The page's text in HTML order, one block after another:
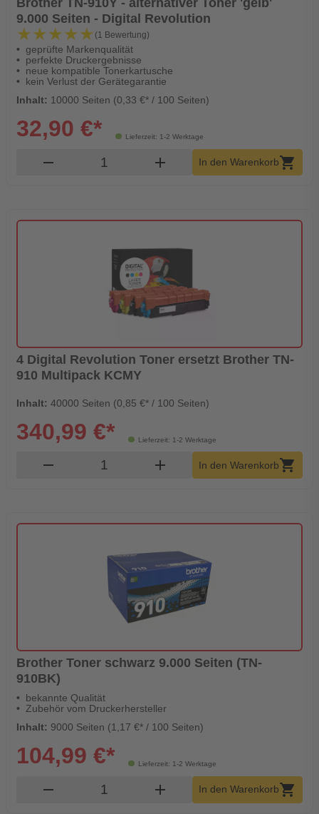
9.000 Seiten - Digital Revolution
★★★★★
★★★★★ (1 Bewertung)
geprüfte Markenqualität
perfekte Druckergebnisse
neue kompatible Tonerkartusche
kein Verlust der Gerätegarantie
Inhalt: 10000 Seiten (0,33 €* / 100 Seiten)
Lieferzeit: 1-2 Werktage
32,90 €*
remove Produkt Warenkorb Menge
add In den Warenkorbshopping_cart
4 Digital Revolution Toner ersetzt Brother TN-
910 Multipack KCMY
Inhalt: 40000 Seiten (0,85 €* / 100 Seiten)
Lieferzeit: 1-2 Werktage
340,99 €*
remove Produkt Warenkorb Menge
add In den Warenkorbshopping_cart
Brother Toner schwarz 9.000 Seiten (TN-
910BK)
bekannte Qualität
Zubehör vom Druckerhersteller
Inhalt: 9000 Seiten (1,17 €* / 100 Seiten)
Lieferzeit: 1-2 Werktage
104,99 €*
remove Produkt Warenkorb Menge
add In den Warenkorbshopping_cart